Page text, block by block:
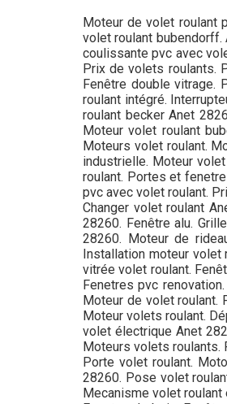
Moteur de volet roulant
volet roulant
coulissante pvc avec
Prix de volets roulants.
Fenêtre double vitrage.
roulant intégré.
roulant becker Anet
Moteur volet roulant
Moteurs volet roulant.
industrielle. Moteur
roulant. Portes et
pvc avec volet roulant.
Changer volet roulant
28260. Fenêtre alu.
28260. Moteur de
Installation moteur volet
vitrée volet roulant.
Fenetres pvc
Moteur de volet roulant.
Moteur volets roulant.
volet électrique Anet
Moteurs volets roulants.
Porte volet roulant.
28260. Pose volet
Mecanisme volet